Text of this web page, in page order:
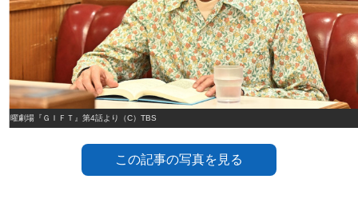
日曜劇場『ＧＩＦＴ』第4話より（C）TBS
この記事の写真を見る